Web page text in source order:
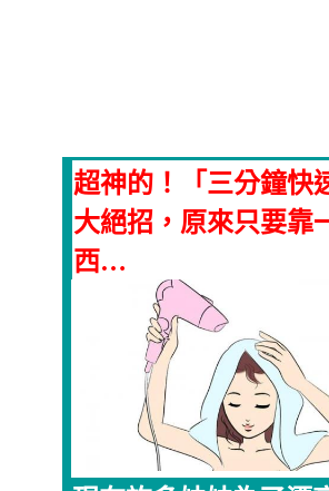
超神的！「三分鐘快
大絕招，原來只要靠
西…